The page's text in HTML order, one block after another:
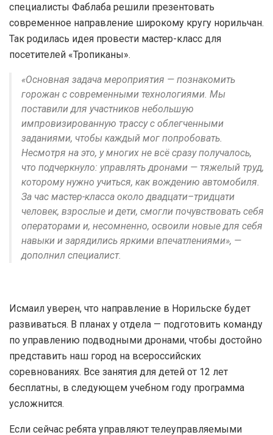
специалисты Фаблаба решили презентовать
современное направление широкому кругу норильчан.
Так родилась идея провести мастер-класс для
посетителей «Тропиканы».
«Основная задача мероприятия — познакомить
горожан с современными технологиями. Мы
поставили для участников небольшую
импровизированную трассу с облегченными
заданиями, чтобы каждый мог попробовать.
Несмотря на это, у многих не всё сразу получалось,
что подчеркнуло: управлять дронами — тяжелый труд,
которому нужно учиться, как вождению автомобиля.
За час мастер-класса около двадцати–тридцати
человек, взрослые и дети, смогли почувствовать себя
операторами и, несомненно, освоили новые для себя
навыки и зарядились яркими впечатлениями», —
дополнил специалист.
Исмаил уверен, что направление в Норильске будет
развиваться. В планах у отдела — подготовить команду
по управлению подводными дронами, чтобы достойно
представить наш город на всероссийских
соревнованиях. Все занятия для детей от 12 лет
бесплатны, в следующем учебном году программа
усложнится.
Если сейчас ребята управляют телеуправляемыми